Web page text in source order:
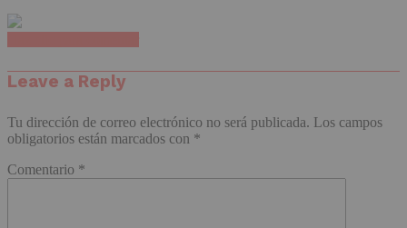
Leave a Reply
Tu dirección de correo electrónico no será publicada. Los campos
obligatorios están marcados con *
Comentario *